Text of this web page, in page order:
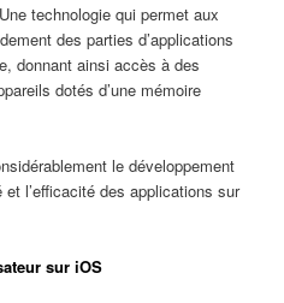
technologie qui permet aux
des parties d’applications
donnant ainsi accès à des
dotés d’une mémoire
le développement
l’efficacité des applications sur
sur iOS